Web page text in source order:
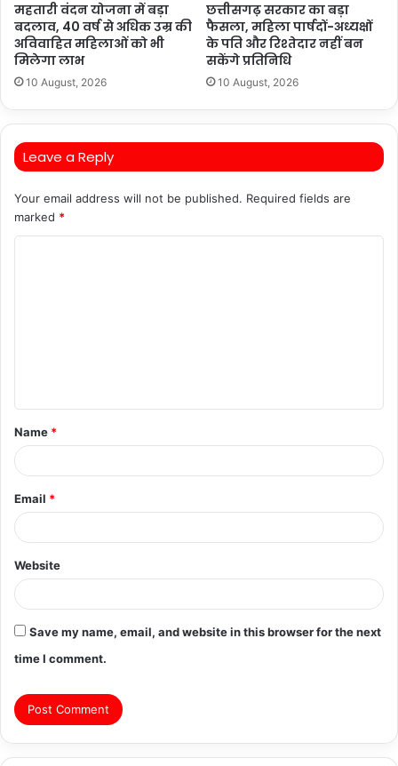
महतारी वंदन योजना में बड़ा
बदलाव, 40 वर्ष से अधिक उम्र की
अविवाहित महिलाओं को भी
मिलेगा लाभ
10 August, 2026
छत्तीसगढ़ सरकार का बड़ा
फैसला, महिला पार्षदों-अध्यक्षों
के पति और रिश्तेदार नहीं बन
सकेंगे प्रतिनिधि
10 August, 2026
Leave a Reply
Your email address will not be published. Required fields are
marked *
t
*
Name *
Email *
Website
Save my name, email, and website in this browser for the next
time I comment.